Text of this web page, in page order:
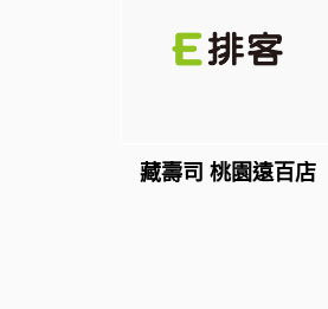
藏壽司 桃園遠百店